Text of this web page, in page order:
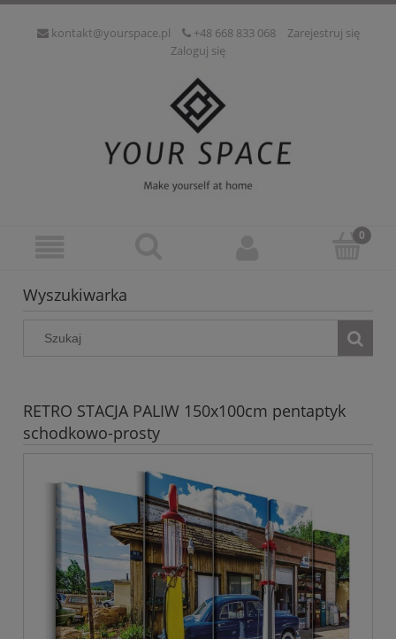
kontakt@yourspace.pl +48 668 833 068
Zarejestruj się
Zaloguj się
Wyszukiwarka
RETRO STACJA PALIW 150x100cm pentaptyk
schodkowo-prosty